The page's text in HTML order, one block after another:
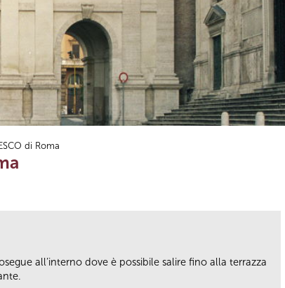
di Roma
all’interno dove è possibile salire fino alla terrazza